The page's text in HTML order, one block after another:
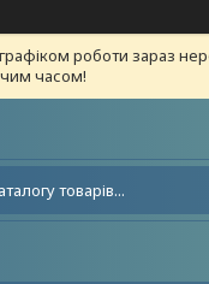
роботи зараз
часом!